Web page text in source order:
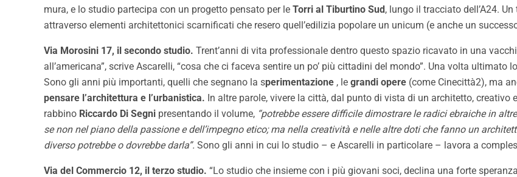
mura, e lo studio partecipa con un progetto pensato per le Torri al Tiburtino Sud, lungo il tracciato dell’A24.
attraverso elementi architettonici scarnificati che resero quell’edilizia popolare un unicum (e anche un
Via Morosini 17, il secondo studio. Trent’anni di vita professionale dentro questo spazio ricavato in una
all’americana”, scrive Ascarelli, “cosa che ci faceva sentire un po’ più cittadini del mondo”. Una volta
Sono gli anni più importanti, quelli che segnano la sperimentazione , le grandi opere (come Cinecittà2), ma
pensare l’architettura e l’urbanistica. In altre parole, vivere la città, dal punto di vista di un architetto,
rabbino Riccardo Di Segni presentando il volume, “potrebbe essere difficile dimostrare le radici ebraiche in
se non nel piano della passione e dell’impegno etico; ma nella creatività e nelle altre doti che fanno un
diverso potrebbe o dovrebbe darla”. Sono gli anni in cui lo studio – e Ascarelli in particolare – lavora a
Via del Commercio 12, il terzo studio. “Lo studio che insieme con i più giovani soci, declina una forte